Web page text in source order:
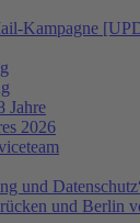
Kampagne
Jahre
2026
und
und Berlin